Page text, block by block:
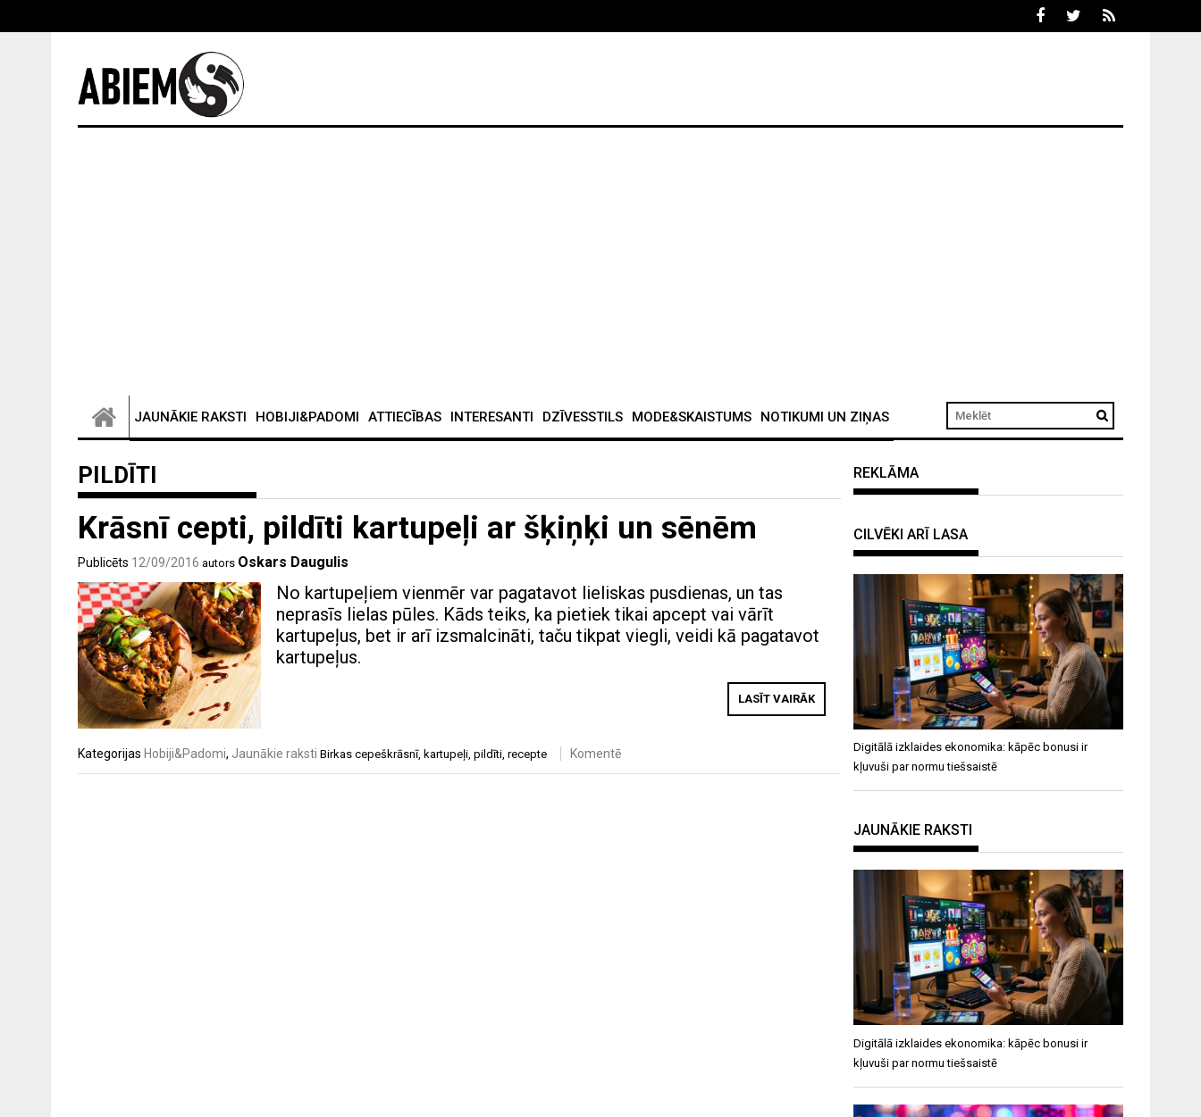
JAUNĀKIE RAKSTI HOBIJI&PADOMI ATTIECĪBAS INTERESANTI DZĪVESSTILS MODE&SKAISTUMS NOTIKUMI UN ZIŅAS
PILDĪTI
Krāsnī cepti, pildīti kartupeļi ar šķiņķi un sēnēm
Publicēts 12/09/2016 autors Oskars Daugulis
No kartupeļiem vienmēr var pagatavot lieliskas pusdienas, un tas
neprasīs lielas pūles. Kāds teiks, ka pietiek tikai apcept vai vārīt
kartupeļus, bet ir arī izsmalcināti, taču tikpat viegli, veidi kā pagatavot
kartupeļus.
LASĪT VAIRĀK
Kategorijas Hobiji&Padomi, Jaunākie raksti Birkas cepeškrāsnī, kartupeļi, pildīti, recepte Komentē
REKLĀMA
CILVĒKI ARĪ LASA
Digitālā izklaides ekonomika: kāpēc bonusi ir
kļuvuši par normu tiešsaistē
JAUNĀKIE RAKSTI
Digitālā izklaides ekonomika: kāpēc bonusi ir
kļuvuši par normu tiešsaistē